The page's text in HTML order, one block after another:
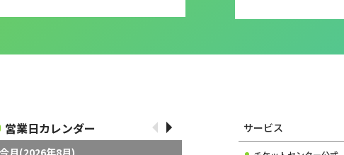
営業日カレンダー
月(2026年8月)
サービス